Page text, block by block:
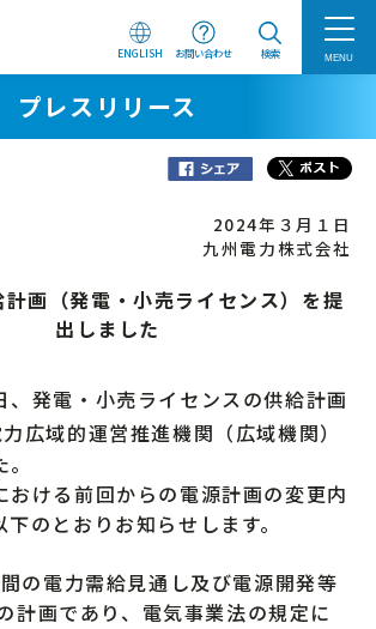
ENGLISH お問い合わせ 検索 MENU
プレスリリース
2024年３月１日
九州電力株式会社
画（発電・小売ライセンス）を提
出しました
発電・小売ライセンスの供給計画
広域的運営推進機関（広域機関）
ける前回からの電源計画の変更内
のとおりお知らせします。
の電力需給見通し及び電源開発等
計画であり、電気事業法の規定に